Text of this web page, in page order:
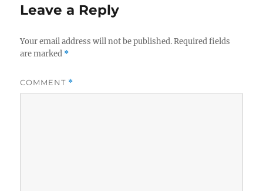
Leave a Reply
Your email address will not be published. Required fields
are marked *
COMMENT *